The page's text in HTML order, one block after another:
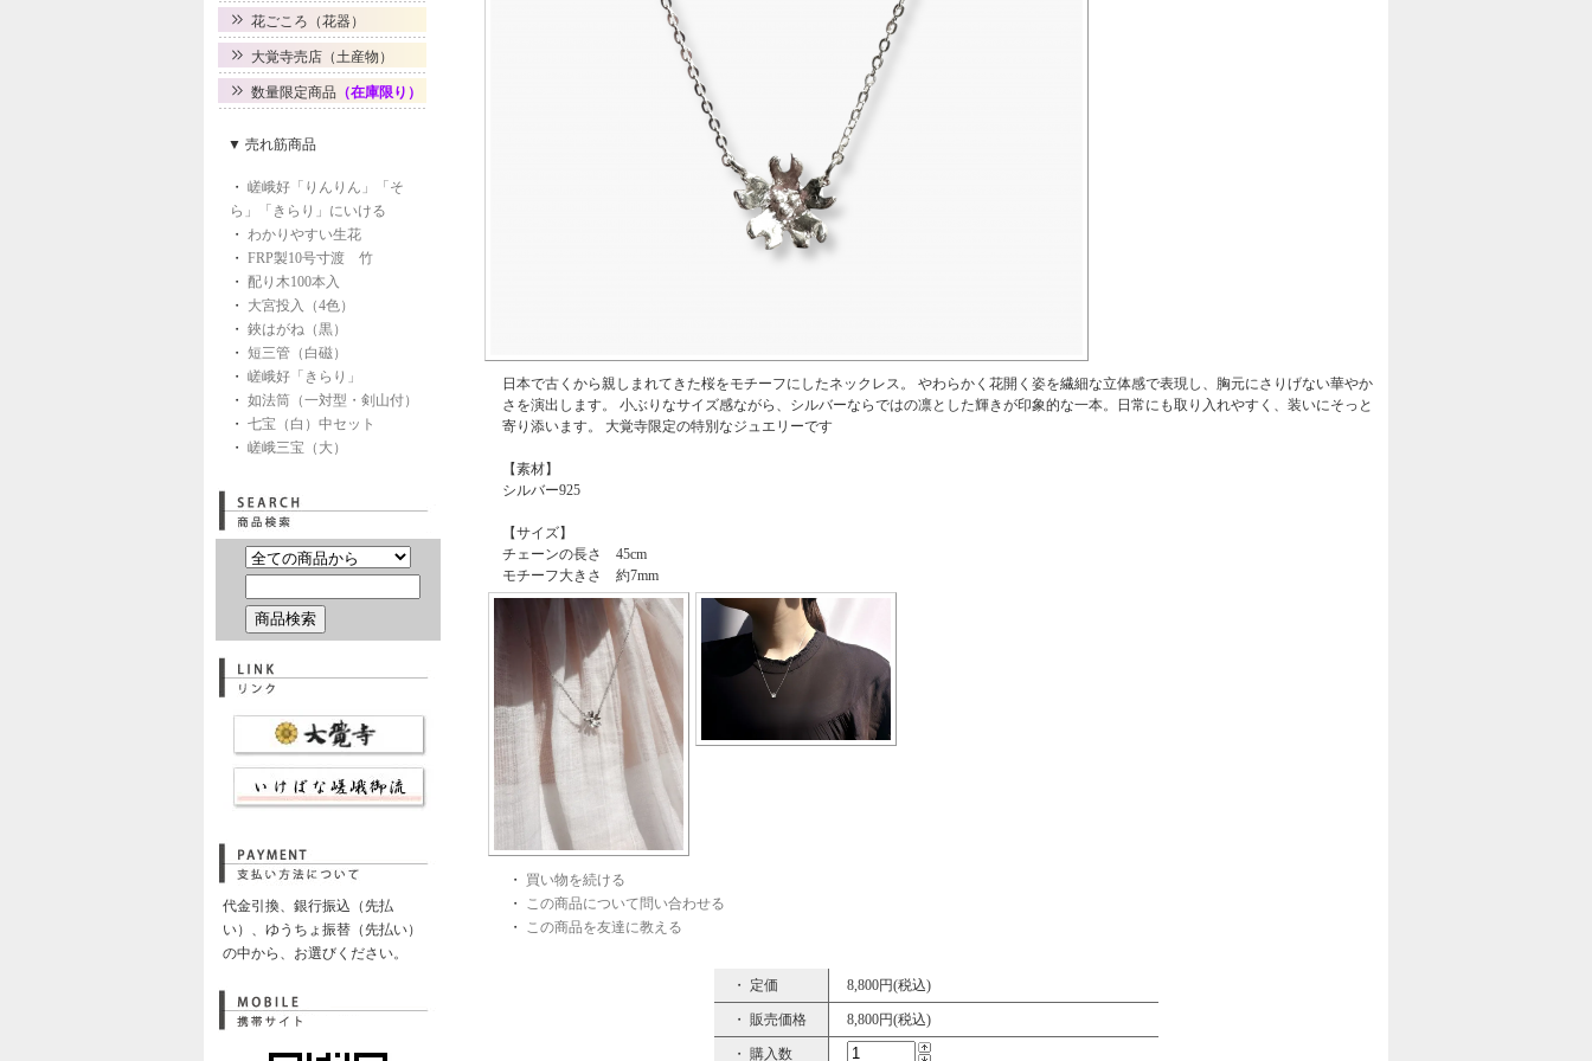
花ごころ（花器）
大覚寺売店（土産物）
数量限定商品 （在庫限り）
▼ 売れ筋商品
・ 嵯峨好「りんりん」「そ
ら」「きらり」にいける
・ わかりやすい生花
・ FRP製10号寸渡 竹
・ 配り木100本入
・ 大宮投入（4色）
・ 鋏はがね（黒）
・ 短三管（白磁）
・ 嵯峨好「きらり」
・ 如法筒（一対型・剣山付）
・ 七宝（白）中セット
・ 嵯峨三宝（大）
代金引換、銀行振込（先払
い）、ゆうちょ振替（先払い）
の中から、お選びください。
日本で古くから親しまれてきた桜をモチーフにしたネックレス。 やわらかく花開く姿を繊細な立体感で表現し、胸元にさりげない華やか
さを演出します。 小ぶりなサイズ感ながら、シルバーならではの凛とした輝きが印象的な一本。日常にも取り入れやすく、装いにそっと
寄り添います。 大覚寺限定の特別なジュエリーです
【素材】
シルバー925
【サイズ】
チェーンの長さ 45cm
モチーフ大きさ 約7mm
・ 買い物を続ける
・ この商品について問い合わせる
・ この商品を友達に教える
・ 定価 8,800円(税込)
・ 販売価格 8,800円(税込)
・ 購入数